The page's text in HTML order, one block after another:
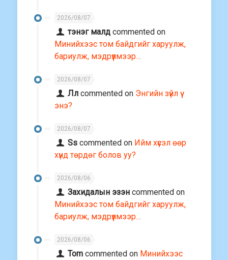
2026/08/07
тэнэг малд commented on
Минийхээс том байдгийг харуулж,
бариулж, мэдрүүлмээр…
2026/08/07
Лл commented on Энгийн зүйл үү
энэ?
2026/08/07
Ss commented on Ийм хүсэл өөр
хүнд төрдөг болов уу?
2026/08/06
Захидалын эзэн commented on
Минийхээс том байдгийг харуулж,
бариулж, мэдрүүлмээр…
2026/08/06
Tom commented on Минийхээс